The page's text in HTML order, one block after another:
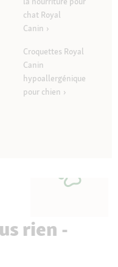
chat Royal
Canin
Croquettes Royal
Canin
hypoallergénique
pour chien
rien -